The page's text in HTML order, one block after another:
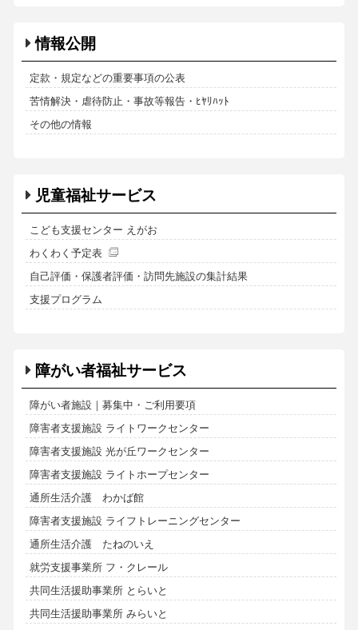
情報公開
定款・規定などの重要事項の公表
苦情解決・虐待防止・事故等報告・ﾋﾔﾘﾊｯﾄ
その他の情報
児童福祉サービス
こども支援センター えがお
わくわく予定表
自己評価・保護者評価・訪問先施設の集計結果
支援プログラム
障がい者福祉サービス
障がい者施設｜募集中・ご利用要項
障害者支援施設 ライトワークセンター
障害者支援施設 光が丘ワークセンター
障害者支援施設 ライトホープセンター
通所生活介護 わかば館
障害者支援施設 ライフトレーニングセンター
通所生活介護 たねのいえ
就労支援事業所 フ・クレール
共同生活援助事業所 とらいと
共同生活援助事業所 みらいと